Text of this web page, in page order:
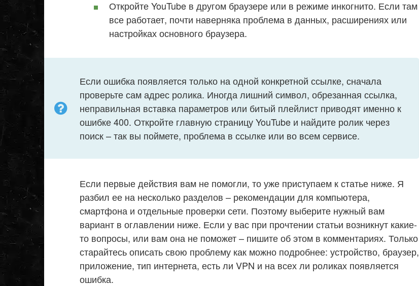
Откройте YouTube в другом браузере или в режиме инкогнито. Если там
все работает, почти наверняка проблема в данных, расширениях или
настройках основного браузера.
Если ошибка появляется только на одной конкретной ссылке, сначала
проверьте сам адрес ролика. Иногда лишний символ, обрезанная ссылка,
неправильная вставка параметров или битый плейлист приводят именно к
ошибке 400. Откройте главную страницу YouTube и найдите ролик через
поиск – так вы поймете, проблема в ссылке или во всем сервисе.
Если первые действия вам не помогли, то уже приступаем к статье ниже. Я
разбил ее на несколько разделов – рекомендации для компьютера,
смартфона и отдельные проверки сети. Поэтому выберите нужный вам
вариант в оглавлении ниже. Если у вас при прочтении статьи возникнут какие-
то вопросы, или вам она не поможет – пишите об этом в комментариях. Только
старайтесь описать свою проблему как можно подробнее: устройство, браузер,
приложение, тип интернета, есть ли VPN и на всех ли роликах появляется
ошибка.